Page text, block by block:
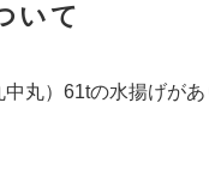
いて
丸）61tの水揚げがあ